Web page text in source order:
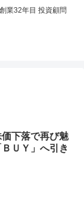
業32年目 投資顧問
下落で再び魅
ＵＹ」へ引き